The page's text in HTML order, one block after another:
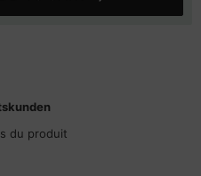
du produit